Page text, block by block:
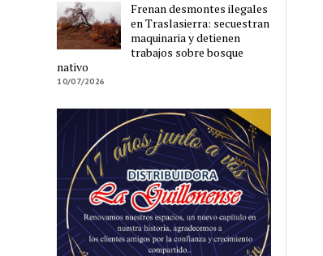
Frenan desmontes ilegales
en Traslasierra: secuestran
maquinaria y detienen
trabajos sobre bosque
nativo
10/07/2026